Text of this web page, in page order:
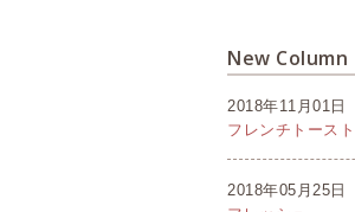
New Column
2018年11月01日
フレンチトースト
2018年05月25日